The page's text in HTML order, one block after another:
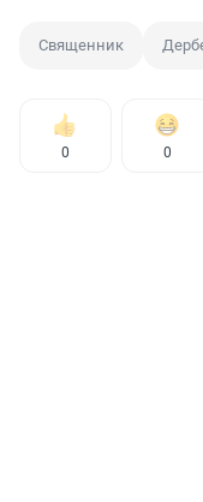
Священник
0 0